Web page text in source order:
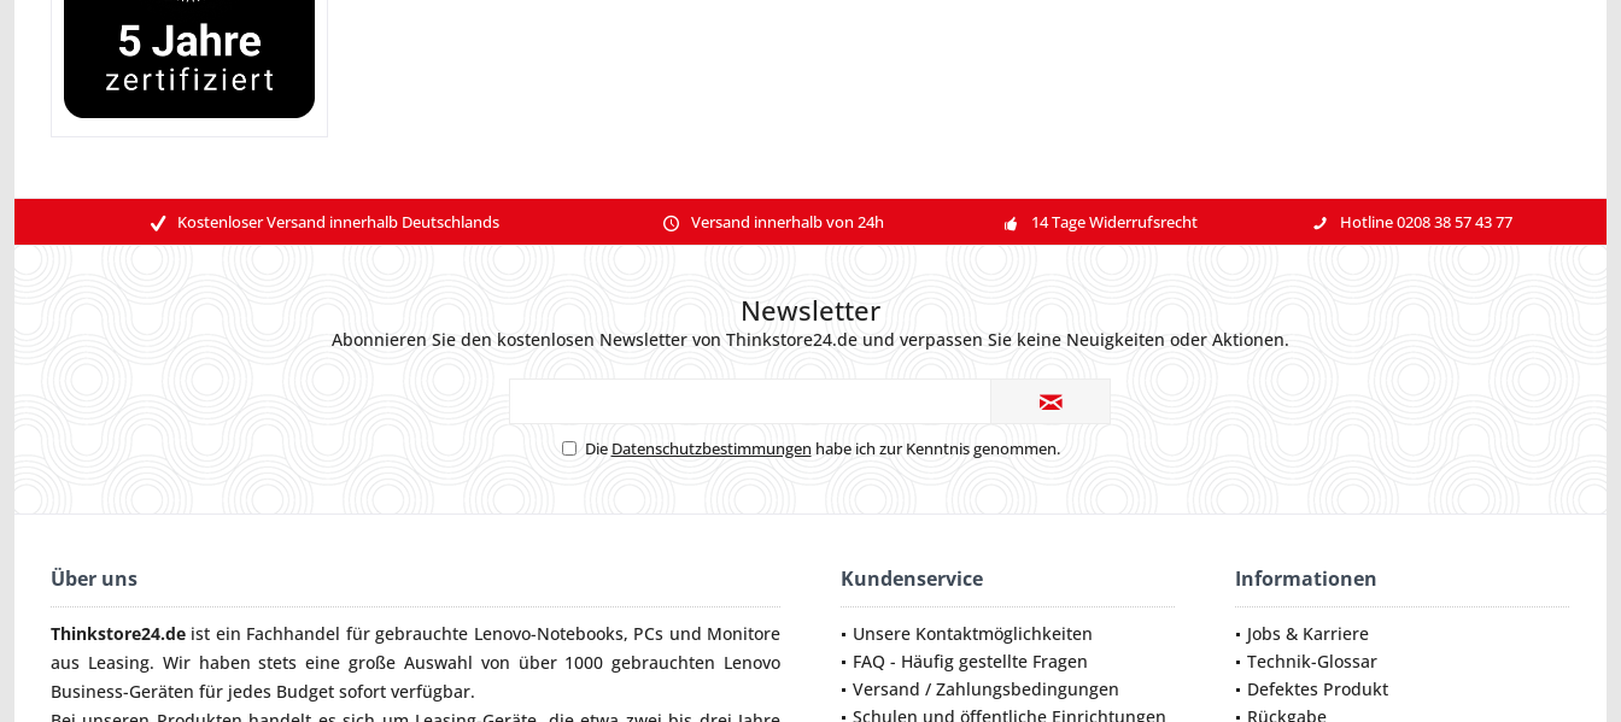
Kostenloser Versand innerhalb Deutschlands Versand innerhalb von 24h 14 Tage Widerrufsrecht Hotline 0208 38 57 43 77
Newsletter
Abonnieren Sie den kostenlosen Newsletter von Thinkstore24.de und verpassen Sie keine Neuigkeiten oder Aktionen.
Die Datenschutzbestimmungen habe ich zur Kenntnis genommen.
Über uns
Thinkstore24.de ist ein Fachhandel für gebrauchte Lenovo-Notebooks, PCs und Monitore
aus Leasing. Wir haben stets eine große Auswahl von über 1000 gebrauchten Lenovo
Business-Geräten für jedes Budget sofort verfügbar.
Kundenservice
Unsere Kontaktmöglichkeiten
FAQ - Häufig gestellte Fragen
Versand / Zahlungsbedingungen
Schulen und öffentliche Einrichtungen
Informationen
Jobs & Karriere
Technik-Glossar
Defektes Produkt
Rückgabe